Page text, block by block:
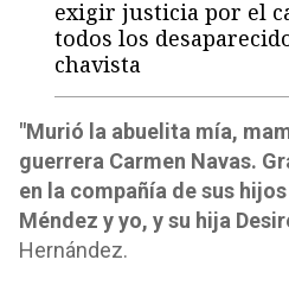
exigir justicia por el
todos los
chavista
"Murió la abuelita mía,
guerrera Carmen Navas.
en la compañía de sus
Méndez y yo, y su hija
Hernández.